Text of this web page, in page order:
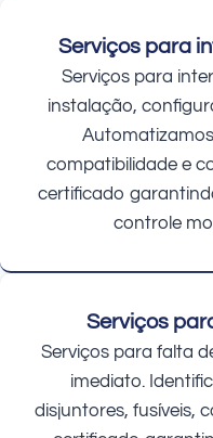
Serviços para
Serviços para
instalação,
compatibilidade e
certificado
controle
Serviços
Serviços para falta
imediato.
disjuntores, fusíveis,